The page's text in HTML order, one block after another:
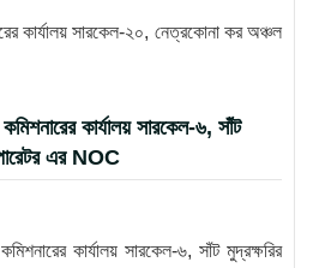
কার্যালয় সারকেল-২০, নেত্রকোনা কর অঞ্চল
কার্যালয় সারকেল-৬, সাঁট
এর NOC
কার্যালয় সারকেল-৬, সাঁট মুদ্রক্ষরির